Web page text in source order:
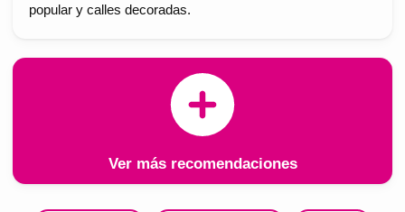
popular y calles decoradas.
Ver más recomendaciones